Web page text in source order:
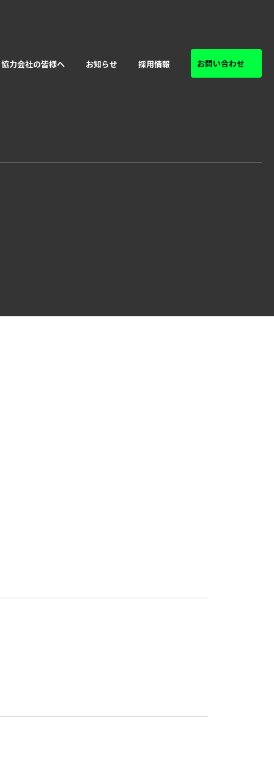
協力会社の皆様へ お知らせ 採用情報 お問い合わせ